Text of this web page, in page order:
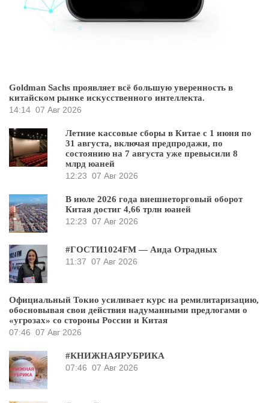
Goldman Sachs проявляет всё большую уверенность в
китайском рынке искусственного интеллекта.
14:14 07 Авг 2026
Летние кассовые сборы в Китае с 1 июня по
31 августа, включая предпродажи, по
состоянию на 7 августа уже превысили 8
млрд юаней
12:23 07 Авг 2026
В июле 2026 года внешнеторговый оборот
Китая достиг 4,66 трлн юаней
12:23 07 Авг 2026
#ГОСТИ1024FM — Аида Отрадных
11:37 07 Авг 2026
Официальный Токио усиливает курс на ремилитаризацию,
обосновывая свои действия надуманными предлогами о
«угрозах» со стороны России и Китая
07:46 07 Авг 2026
#КНИЖНАЯРУБРИКА
07:46 07 Авг 2026